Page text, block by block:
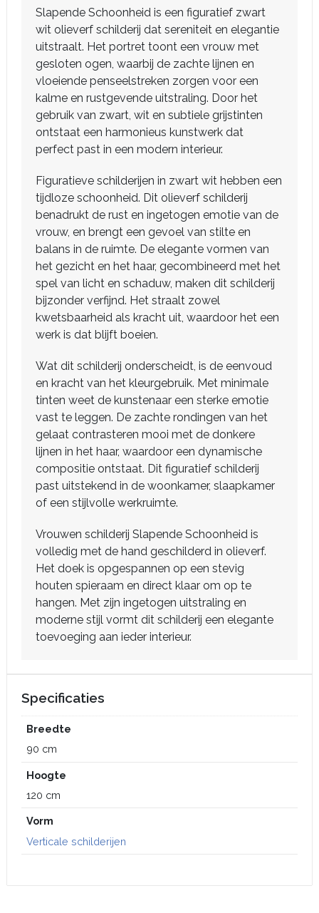
Slapende Schoonheid is een figuratief zwart
wit olieverf schilderij dat sereniteit en elegantie
uitstraalt. Het portret toont een vrouw met
gesloten ogen, waarbij de zachte lijnen en
vloeiende penseelstreken zorgen voor een
kalme en rustgevende uitstraling. Door het
gebruik van zwart, wit en subtiele grijstinten
ontstaat een harmonieus kunstwerk dat
perfect past in een modern interieur.
Figuratieve schilderijen in zwart wit hebben een
tijdloze schoonheid. Dit olieverf schilderij
benadrukt de rust en ingetogen emotie van de
vrouw, en brengt een gevoel van stilte en
balans in de ruimte. De elegante vormen van
het gezicht en het haar, gecombineerd met het
spel van licht en schaduw, maken dit schilderij
bijzonder verfijnd. Het straalt zowel
kwetsbaarheid als kracht uit, waardoor het een
werk is dat blijft boeien.
Wat dit schilderij onderscheidt, is de eenvoud
en kracht van het kleurgebruik. Met minimale
tinten weet de kunstenaar een sterke emotie
vast te leggen. De zachte rondingen van het
gelaat contrasteren mooi met de donkere
lijnen in het haar, waardoor een dynamische
compositie ontstaat. Dit figuratief schilderij
past uitstekend in de woonkamer, slaapkamer
of een stijlvolle werkruimte.
Vrouwen schilderij Slapende Schoonheid is
volledig met de hand geschilderd in olieverf.
Het doek is opgespannen op een stevig
houten spieraam en direct klaar om op te
hangen. Met zijn ingetogen uitstraling en
moderne stijl vormt dit schilderij een elegante
toevoeging aan ieder interieur.
Specificaties
Breedte
90 cm
Hoogte
120 cm
Vorm
Verticale schilderijen